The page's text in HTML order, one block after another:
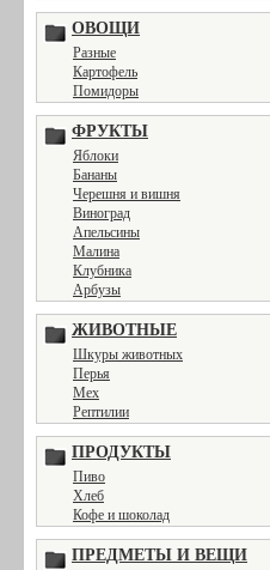
ОВОЩИ
Разные
Картофель
Помидоры
ФРУКТЫ
Яблоки
Бананы
Черешня и вишня
Виноград
Апельсины
Малина
Клубника
Арбузы
ЖИВОТНЫЕ
Шкуры животных
Перья
Мех
Рептилии
ПРОДУКТЫ
Пиво
Хлеб
Кофе и шоколад
ПРЕДМЕТЫ И ВЕЩИ